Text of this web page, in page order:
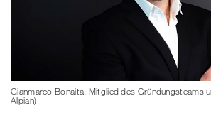
Gianmarco Bonaita, Mitglied des Gründungsteams
Alpian)